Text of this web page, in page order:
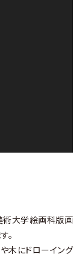
術大学絵画科版画
。
や木にドローイング